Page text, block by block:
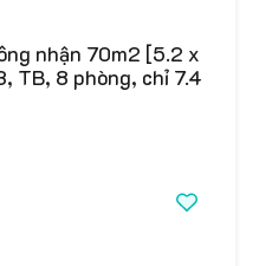
nhận 70m2 [5.2 x
TB, 8 phòng, chỉ 7.4